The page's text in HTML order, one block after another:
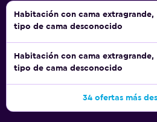
Habitación con cama extragrande,
tipo de cama desconocido
Habitación con cama extragrande,
tipo de cama desconocido
34 ofertas más